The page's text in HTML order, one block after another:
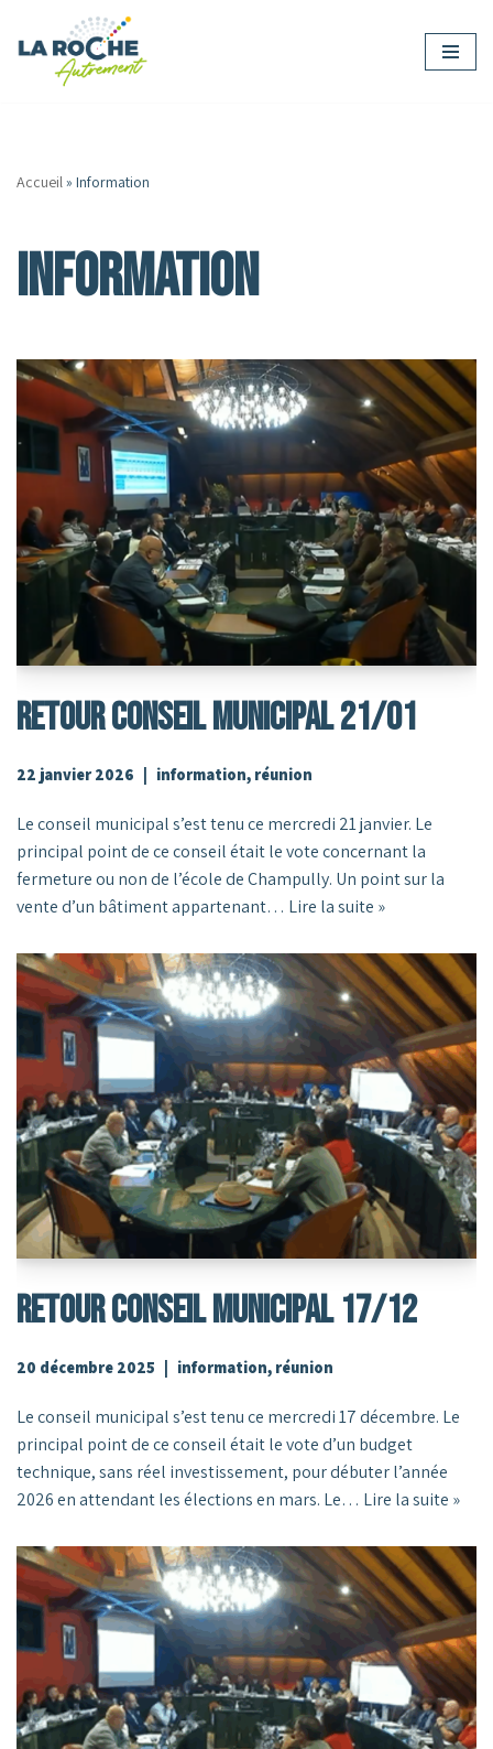
Aller
Accueil» Information
Information
RETOUR CONSEIL MUNICIPAL 21/01
22 janvier 2026 information, réunion
Le conseil municipal s’est tenu ce mercredi 21 janvier. Le
principal point de ce conseil était le vote concernant la
fermeture ou non de l’école de Champully. Un point sur la
vente d’un bâtiment appartenant… Lire la suite »
RETOUR CONSEIL MUNICIPAL 17/12
20 décembre 2025 information, réunion
Le conseil municipal s’est tenu ce mercredi 17 décembre. Le
principal point de ce conseil était le vote d’un budget
technique, sans réel investissement, pour débuter l’année
2026 en attendant les élections en mars. Le… Lire la suite »